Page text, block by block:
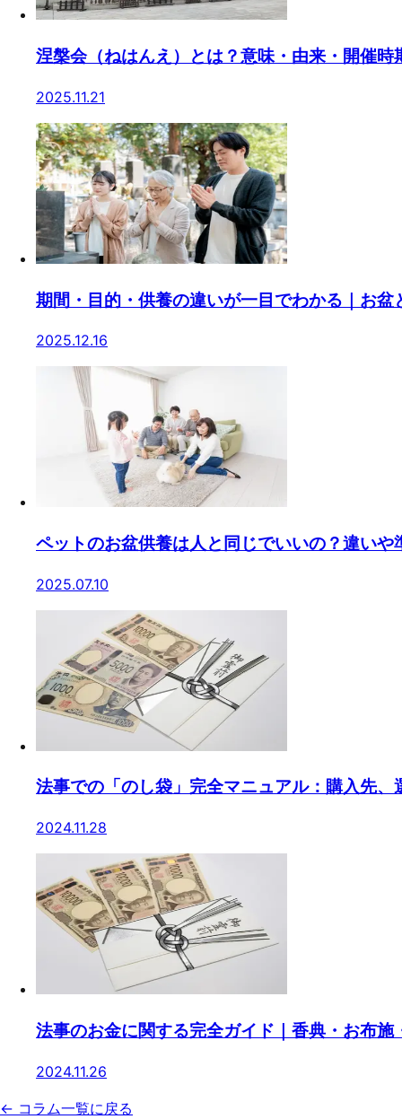
涅槃会（ねはんえ）とは？意味・由来・開催
2025.11.21
期間・目的・供養の違いが一目でわかる｜お
2025.12.16
ペットのお盆供養は人と同じでいいの？違い
2025.07.10
法事での「のし袋」完全マニュアル：購入先
2024.11.28
法事のお金に関する完全ガイド｜香典・お布
2024.11.26
← コラム一覧に戻る